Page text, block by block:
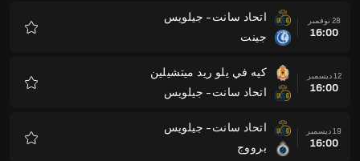
28 نوفمبر
16:00
اتحاد سانت- جيلويس
جينت
12 ديسمبر
16:00
كيه في يلو ريد ميتشيلين
اتحاد سانت- جيلويس
19 ديسمبر
16:00
اتحاد سانت- جيلويس
برووج